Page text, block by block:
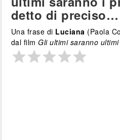
detto di
Una frase di Luciana (Paola
dal filmGli ultimi saranno ultimi